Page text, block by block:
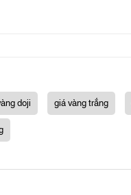
doji giá vàng trắng